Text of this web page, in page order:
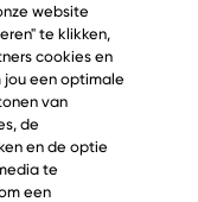
Informatie
Over ons
website
te klikken,
cookies en
een optimale
van
de
en de optie
te
een